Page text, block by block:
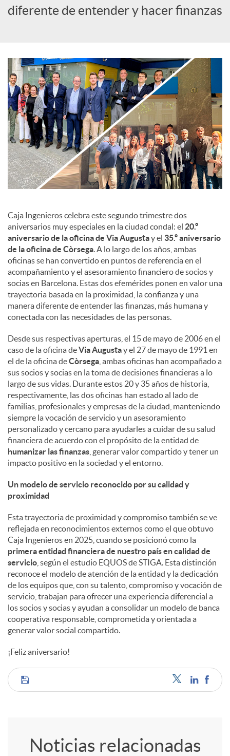
r
e
c
o
n
t
e
n
i
d
o
s
diferente de entender y hacer finanzas
Caja Ingenieros celebra este segundo trimestre dos
aniversarios muy especiales en la ciudad condal: el 20.º
aniversario de la oficina de Via Augustay el 35.º aniversario
de la oficina de Còrsega. A lo largo de los años, ambas
oficinas se han convertido en puntos de referencia en el
acompañamiento y el asesoramiento financiero de socios y
socias en Barcelona. Estas dos efemérides ponen en valor una
trayectoria basada en la proximidad, la confianza y una
manera diferente de entender las finanzas, más humana y
conectada con las necesidades de las personas.
Desde sus respectivas aperturas, el 15 de mayo de 2006 en el
caso de la oficina deVia Augustay el 27 de mayo de 1991 en
el de la oficina deCòrsega , ambas oficinas han acompañado a
sus socios y socias en la toma de decisiones financieras a lo
largo de sus vidas. Durante estos 20 y 35 años de historia,
respectivamente, las dos oficinas han estado al lado de
familias, profesionales y empresas de la ciudad, manteniendo
siempre la vocación de servicio y un asesoramiento
personalizado y cercano para ayudarles a cuidar de su salud
financiera de acuerdo con el propósito de la entidad de
humanizar las finanzas , generar valor compartido y tener un
impacto positivo en la sociedad y el entorno.
Un modelo de servicio reconocido por su calidad y
proximidad
Esta trayectoria de proximidad y compromiso también se ve
reflejada en reconocimientos externos como el que obtuvo
Caja Ingenieros en 2025, cuando se posicionó como la
primera entidad financiera de nuestro país en calidad de
servicio , según el estudio EQUOS de STIGA. Esta distinción
reconoce el modelo de atención de la entidad y la dedicación
de los equipos que, con su talento, compromiso y vocación de
servicio, trabajan para ofrecer una experiencia diferencial a
los socios y socias y ayudan a consolidar un modelo de banca
cooperativa responsable, comprometida y orientada a
generar valor social compartido.
¡Feliz aniversario!
C
Noticias relacionadas